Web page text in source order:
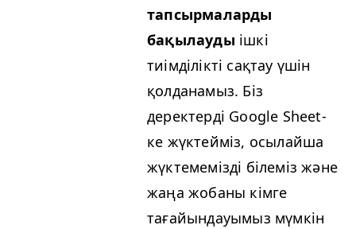
тапсырмаларды
бақылауды ішкі
тиімділікті сақтау үшін
қолданамыз. Біз
деректерді Google Sheet-
ке жүктейміз, осылайша
жүктемемізді білеміз және
жаңа жобаны кімге
тағайындауымыз мүмкін